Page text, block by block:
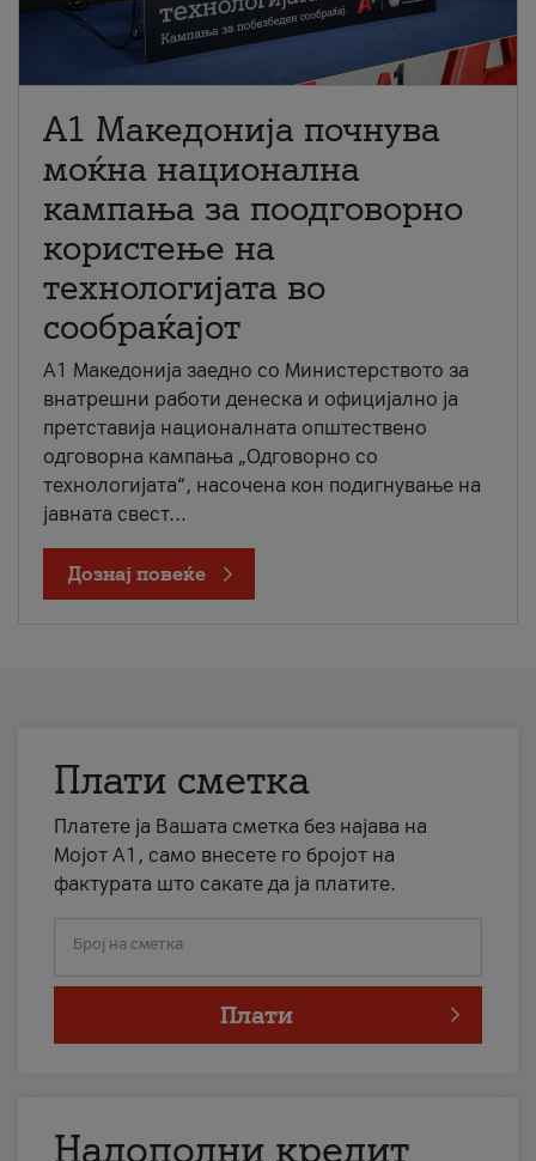
A1 Македонија почнува
моќна национална
кампања за поодговорно
користење на
технологијата во
сообраќајот
A1 Македонија заедно со Министерството за
внатрешни работи денеска и официјално ја
претставија националната општествено
одговорна кампања „Одговорно со
технологијата“, насочена кон подигнување на
јавната свест...
Дознај повеќе
Плати сметка
Платете ја Вашата сметка без најава на
Мојот А1, само внесете го бројот на
фактурата што сакате да ја платите.
Број на сметка
Плати
Надополни кредит